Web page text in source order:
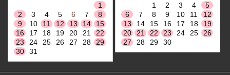
1
2
3 4 5 6 7
8
9
10 11 12 13 14
15
16
17 18 19 20 21
22
23
24 25 26 27 28
29
30
31
1
2 3 4
5
6
7 8 9 10 11
12
13
14 15 16 17 18
19
20
21 22 23 24 25
26
27
28 29 30